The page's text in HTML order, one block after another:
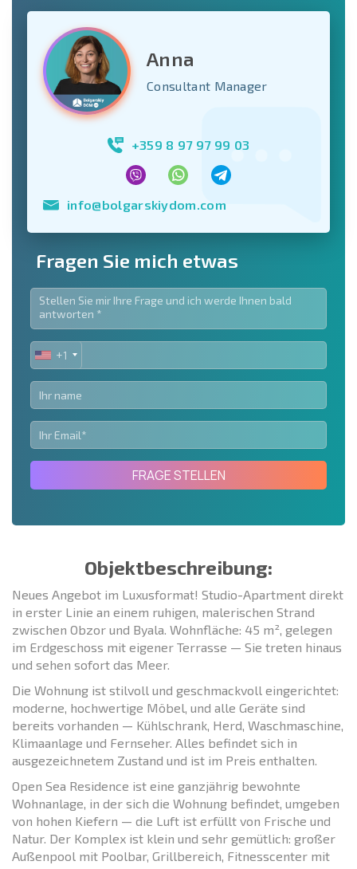
Anna
Consultant Manager
+359 8 97 97 99 03
info@bolgarskiydom.com
Fragen Sie mich etwas
UNITED
STATES
+1
+1
FRAGE STELLEN
Objektbeschreibung:
Neues Angebot im Luxusformat! Studio-Apartment direkt
in erster Linie an einem ruhigen, malerischen Strand
zwischen Obzor und Byala. Wohnfläche: 45 m², gelegen
im Erdgeschoss mit eigener Terrasse — Sie treten hinaus
und sehen sofort das Meer.
Die Wohnung ist stilvoll und geschmackvoll eingerichtet:
moderne, hochwertige Möbel, und alle Geräte sind
bereits vorhanden — Kühlschrank, Herd, Waschmaschine,
Klimaanlage und Fernseher. Alles befindet sich in
ausgezeichnetem Zustand und ist im Preis enthalten.
Open Sea Residence ist eine ganzjährig bewohnte
Wohnanlage, in der sich die Wohnung befindet, umgeben
von hohen Kiefern — die Luft ist erfüllt von Frische und
Natur. Der Komplex ist klein und sehr gemütlich: großer
Außenpool mit Poolbar, Grillbereich, Fitnesscenter mit